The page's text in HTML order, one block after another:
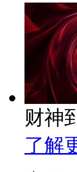
财神
了解